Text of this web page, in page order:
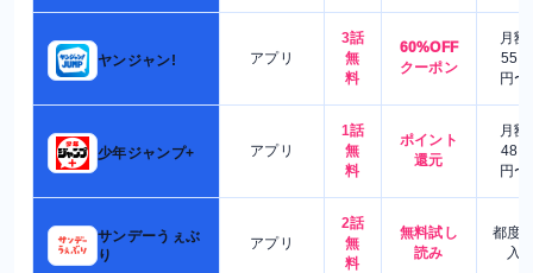
ヤンジャン! アプリ
3話
無
料
60%OFF
クーポン
月額
550
円〜
少年ジャンプ+ アプリ
1話
無
料
ポイント
還元
月額
480
円〜
サンデーうぇぶ
り
アプリ
2話
無
料
無料試し
読み
都度
入